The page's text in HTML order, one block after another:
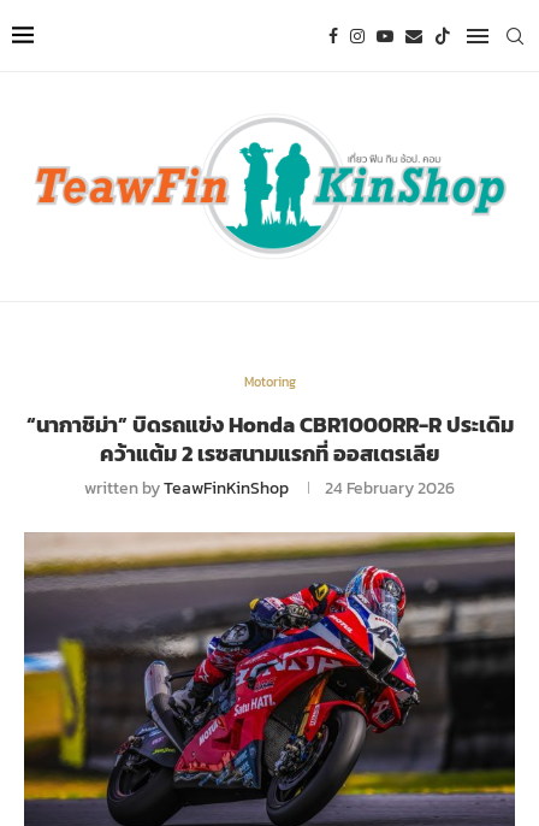
Motoring
“นากาชิม่า” บิดรถแข่ง Honda CBR1000RR-R ประเดิม
คว้าแต้ม 2 เรซสนามแรกที่ ออสเตรเลีย
written byTeawFinKinShop 24 February 2026